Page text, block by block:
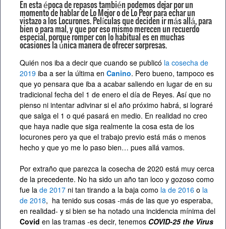
En esta época de repasos también podemos dejar por un
momento de hablar de Lo Mejor o de Lo Peor para echar un
vistazo a los Locurones. Películas que deciden ir más allá, para
bien o para mal, y que por eso mismo merecen un recuerdo
especial, porque romper con lo habitual es en muchas
ocasiones la única manera de ofrecer sorpresas.
Quién nos iba a decir que cuando se publicó la cosecha de
2019 iba a ser la última en Canino. Pero bueno, tampoco es
que yo pensara que iba a acabar saliendo en lugar de en su
tradicional fecha del 1 de enero el día de Reyes. Así que no
pienso ni intentar adivinar si el año próximo habrá, si lograré
que salga el 1 o qué pasará en medio. En realidad no creo
que haya nadie que siga realmente la cosa esta de los
locurones pero ya que el trabajo previo está más o menos
hecho y que yo me lo paso bien… pues allá vamos.
Por extraño que parezca la cosecha de 2020 está muy cerca
de la precedente. No ha sido un año tan loco y gozoso como
fue la de 2017 ni tan tirando a la baja como la de 2016 o la
de 2018, ha tenido sus cosas -más de las que yo esperaba,
en realidad- y si bien se ha notado una incidencia mínima del
Covid en las tramas -es decir, tenemos COVID-25 the Virus